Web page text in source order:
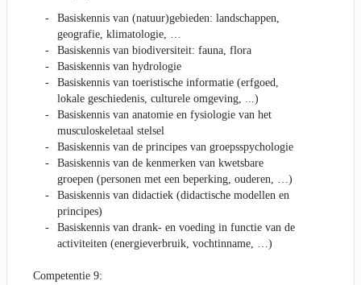
Basiskennis van (natuur)gebieden: landschappen,
geografie, klimatologie, …
Basiskennis van biodiversiteit: fauna, flora
Basiskennis van hydrologie
Basiskennis van toeristische informatie (erfgoed,
lokale geschiedenis, culturele omgeving, ...)
Basiskennis van anatomie en fysiologie van het
musculoskeletaal stelsel
Basiskennis van de principes van groepsspychologie
Basiskennis van de kenmerken van kwetsbare
groepen (personen met een beperking, ouderen, …)
Basiskennis van didactiek (didactische modellen en
principes)
Basiskennis van drank- en voeding in functie van de
activiteiten (energieverbruik, vochtinname, …)
Competentie 9: